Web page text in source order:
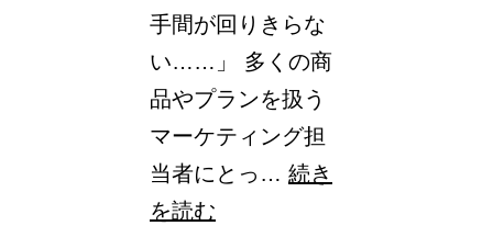
手間が回りきらな
い……」 多くの商
品やプランを扱う
マーケティング担
当者にとっ… 続き
を読む